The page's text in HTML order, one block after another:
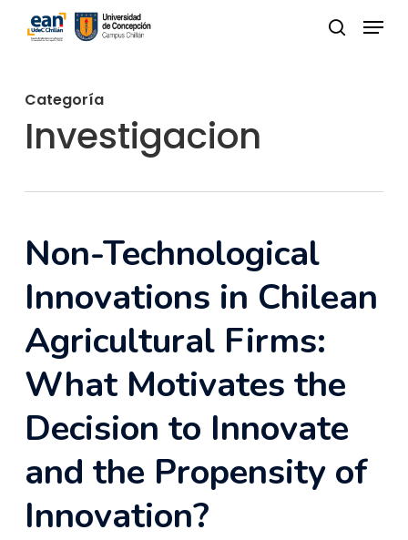
content
buscar
Menu
Categoría
Investigacion
Non-Technological
Innovations in Chilean
Agricultural Firms:
What Motivates the
Decision to Innovate
and the Propensity of
Innovation?